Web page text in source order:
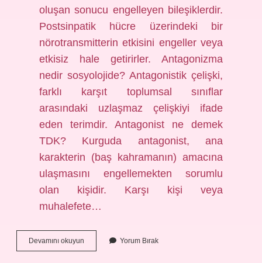
oluşan sonucu engelleyen bileşiklerdir.
Postsinpatik hücre üzerindeki bir
nörotransmitterin etkisini engeller veya
etkisiz hale getirirler. Antagonizma
nedir sosyolojide? Antagonistik çelişki,
farklı karşıt toplumsal sınıflar
arasındaki uzlaşmaz çelişkiyi ifade
eden terimdir. Antagonist ne demek
TDK? Kurguda antagonist, ana
karakterin (baş kahramanın) amacına
ulaşmasını engellemekten sorumlu
olan kişidir. Karşı kişi veya
muhalefete…
Devamını okuyun Antagonizma
Ne
Yorum Bırak